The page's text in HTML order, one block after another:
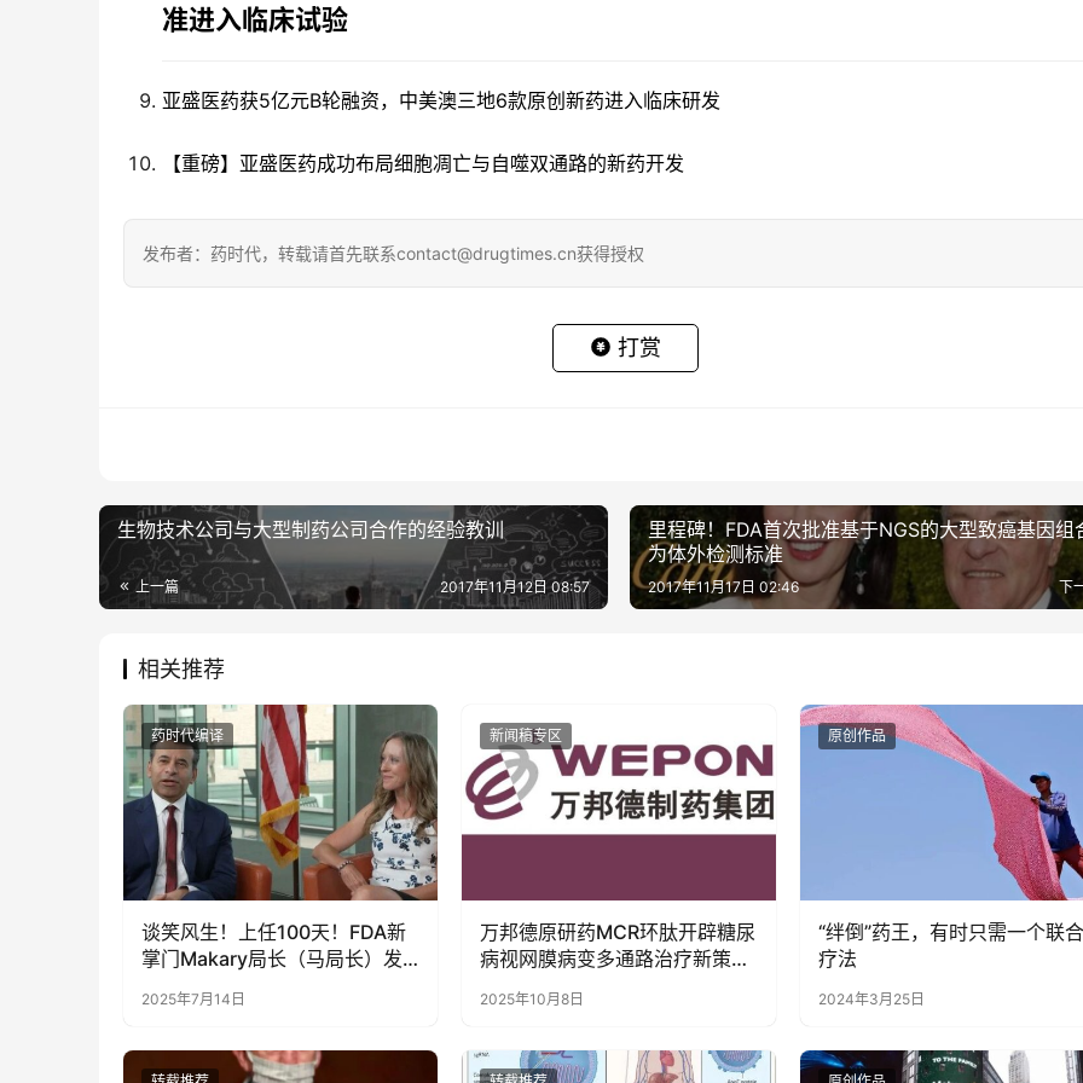
准进入临床试验
亚盛医药获5亿元B轮融资，中美澳三地6款原创新药进入临床研发
【重磅】亚盛医药成功布局细胞凋亡与自噬双通路的新药开发
发布者：药时代，转载请首先联系contact@drugtimes.cn获得授权
打赏
生物技术公司与大型制药公司合作的经验教训
上一篇 2017年11月12日 08:57
里程碑！FDA首次批准基于NGS的大型致癌基因组
为体外检测标准
下
2017年11月17日 02:46
相关推荐
药时代编译
谈笑风生！上任100天！FDA新
掌门Makary局长（马局长）发
文总结 | 视频+直播
2025年7月14日
新闻稿专区
万邦德原研药MCR环肽开辟糖尿
病视网膜病变多通路治疗新策
略，突破抗VEGF药物局限进军
潜在数百亿新赛道
2025年10月8日
原创作品
“绊倒”药王，有时只需一个联合
疗法
2024年3月25日